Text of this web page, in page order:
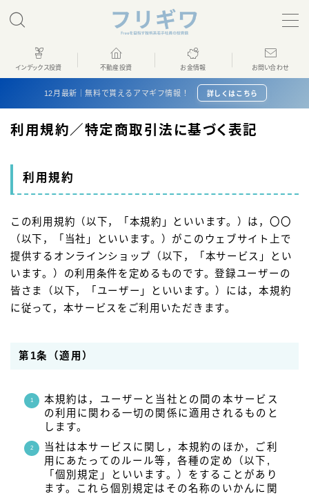
MENU
ホーム
インデックス投資
不動産投資
プロフィール
お問い合わせ
インデックス投資 不動産投資 お金情報 お問い合わせ
12月最新｜無料で貰えるアマギフ情報！ 詳しくはこちら
利用規約／特定商取引法に基づく表記
利用規約
この利用規約（以下，「本規約」といいます。）は，〇〇
（以下，「当社」といいます。）がこのウェブサイト上で
提供するオンラインショップ（以下，「本サービス」とい
います。）の利用条件を定めるものです。登録ユーザーの
皆さま（以下，「ユーザー」といいます。）には，本規約
に従って，本サービスをご利用いただきます。
第1条（適用）
本規約は，ユーザーと当社との間の本サービス
の利用に関わる一切の関係に適用されるものと
します。
当社は本サービスに関し，本規約のほか，ご利
用にあたってのルール等，各種の定め（以下,
「個別規定」といいます。）をすることがあり
ます。これら個別規定はその名称のいかんに関